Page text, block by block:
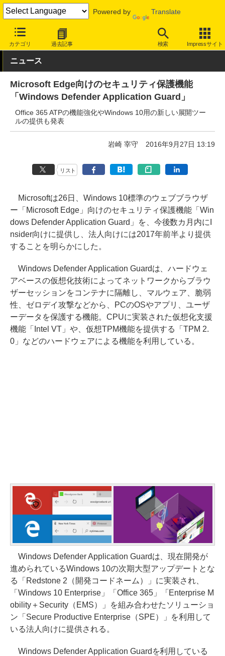
Powered by Translate
カテゴリ 過去記事 検索 Impressサイト
INTERNET Watch トピック 対策ソフト/サービス
ニュース
Microsoft Edge向けのセキュリティ保護機能
「Windows Defender Application Guard」
Office 365 ATPの機能強化やWindows 10用の新しい展開ツー
ルの提供も発表
岩崎 宰守 2016年9月27日 13:19
リスト
Microsoftは26日、Windows 10標準のウェブブラウザ
ー「Microsoft Edge」向けのセキュリティ保護機能「Win
dows Defender Application Guard」を、今後数カ月内にI
nsider向けに提供し、法人向けには2017年前半より提供
することを明らかにした。
Windows Defender Application Guardは、ハードウェ
アベースの仮想化技術によってネットワークからブラウ
ザーセッションをコンテナに隔離し、マルウェア、脆弱
性、ゼロデイ攻撃などから、PCのOSやアプリ、ユーザ
ーデータを保護する機能。CPUに実装された仮想化支援
機能「Intel VT」や、仮想TPM機能を提供する「TPM 2.
0」などのハードウェアによる機能を利用している。
Windows Defender Application Guardは、現在開発が
進められているWindows 10の次期大型アップデートとな
る「Redstone 2（開発コードネーム）」に実装され、
「Windows 10 Enterprise」「Office 365」「Enterprise M
obility＋Security（EMS）」を組み合わせたソリューショ
ン「Secure Productive Enterprise（SPE）」を利用して
いる法人向けに提供される。
Windows Defender Application Guardを利用している